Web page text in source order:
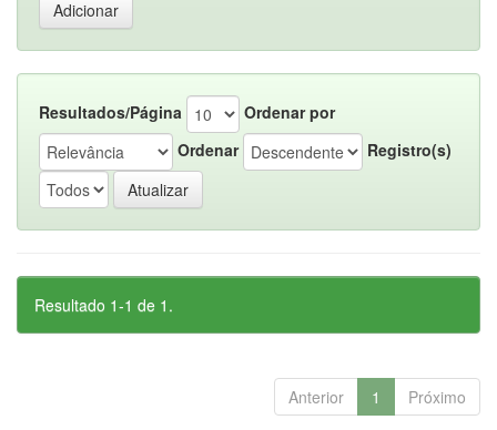
Resultados/Página
Ordenar por
Ordenar
Registro(s)
Resultado 1-1 de 1.
Anterior 1 Próximo